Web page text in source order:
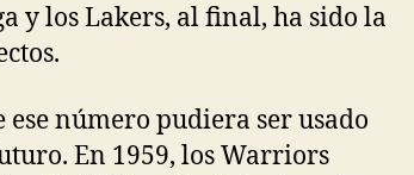
y los Lakers, al final, ha sido la
número pudiera ser usado
En 1959, los Warriors